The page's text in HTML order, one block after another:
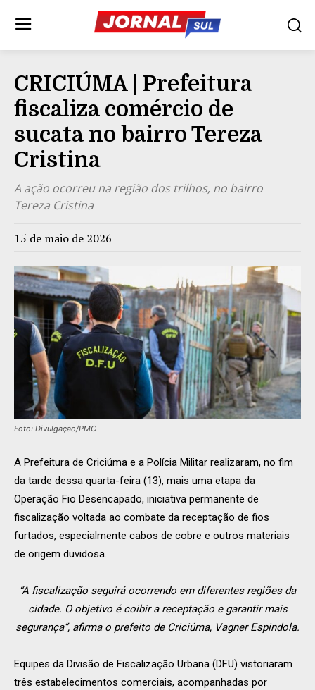
CRICIÚMA | Prefeitura
fiscaliza comércio de
sucata no bairro Tereza
Cristina
A ação ocorreu na região dos trilhos, no bairro
Tereza Cristina
15 de maio de 2026
Foto: Divulgaçao/PMC
A Prefeitura de Criciúma e a Polícia Militar realizaram, no fim
da tarde dessa quarta-feira (13), mais uma etapa da
Operação Fio Desencapado, iniciativa permanente de
fiscalização voltada ao combate da receptação de fios
furtados, especialmente cabos de cobre e outros materiais
de origem duvidosa.
“A fiscalização seguirá ocorrendo em diferentes regiões da
cidade. O objetivo é coibir a receptação e garantir mais
segurança”, afirma o prefeito de Criciúma, Vagner Espindola.
Equipes da Divisão de Fiscalização Urbana (DFU) vistoriaram
três estabelecimentos comerciais, acompanhadas por